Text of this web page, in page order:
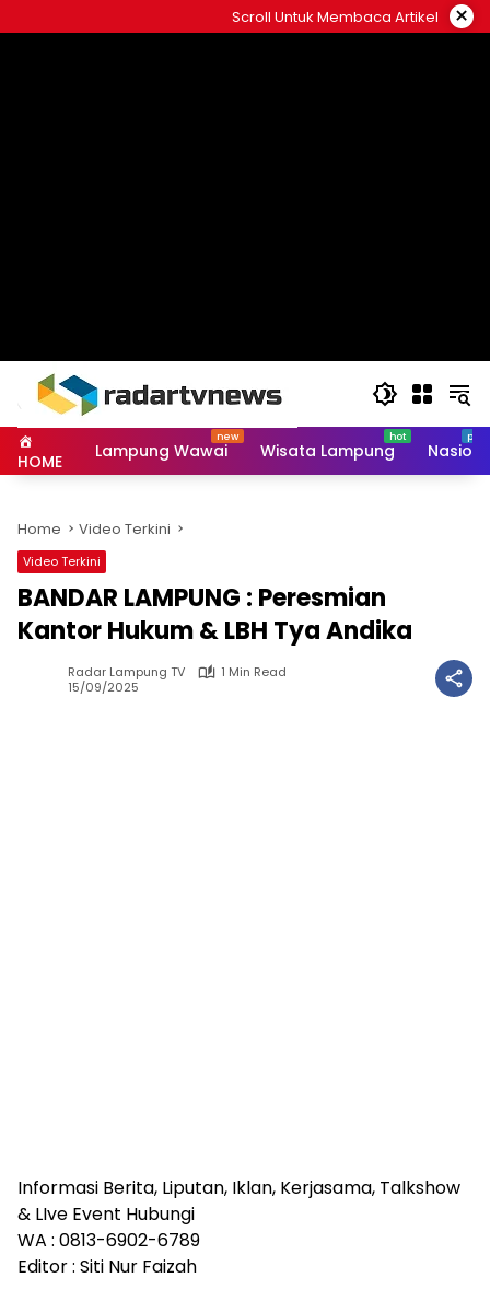
to
Scroll Untuk Membaca Artikel ×
HOME Lampung Wawai Wisata Lampung
Home Video Terkini
Video Terkini
BANDAR LAMPUNG : Peresmian
Kantor Hukum & LBH Tya Andika
Radar Lampung TV
1 Min Read
15/09/2025
Informasi Berita, Liputan, Iklan, Kerjasama, Talkshow
& LIve Event Hubungi
WA : 0813-6902-6789
Editor : Siti Nur Faizah